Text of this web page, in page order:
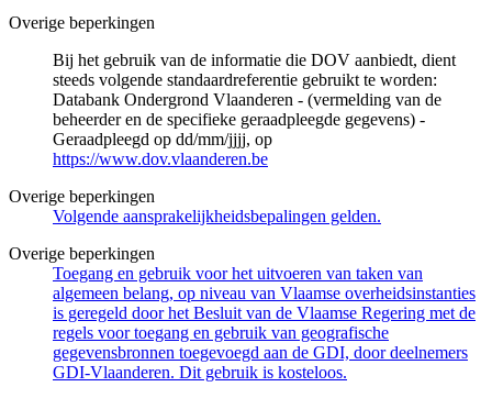
Overige beperkingen
Bij het gebruik van de informatie die DOV aanbiedt, dient
steeds volgende standaardreferentie gebruikt te worden:
Databank Ondergrond Vlaanderen - (vermelding van de
beheerder en de specifieke geraadpleegde gegevens) -
Geraadpleegd op dd/mm/jjjj, op
https://www.dov.vlaanderen.be
Overige beperkingen
Volgende aansprakelijkheidsbepalingen gelden.
Overige beperkingen
Toegang en gebruik voor het uitvoeren van taken van
algemeen belang, op niveau van Vlaamse overheidsinstanties
is geregeld door het Besluit van de Vlaamse Regering met de
regels voor toegang en gebruik van geografische
gegevensbronnen toegevoegd aan de GDI, door deelnemers
GDI-Vlaanderen. Dit gebruik is kosteloos.